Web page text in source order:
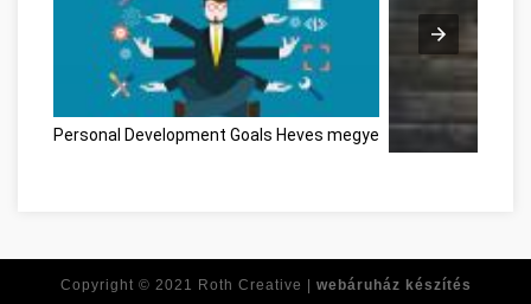
Personal Development Goals Heves megye
Copyright © 2021 Roth Creative | webáruház készítés